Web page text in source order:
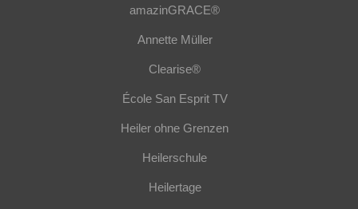
amazinGRACE®
Annette Müller
Clearise®
École San Esprit TV
Heiler ohne Grenzen
Heilerschule
Heilertage